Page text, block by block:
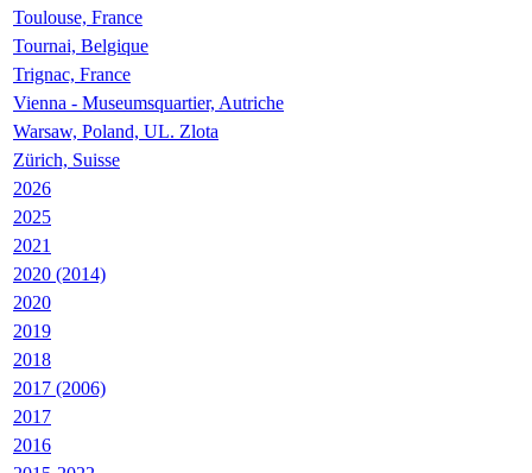
Toulouse, France
Tournai, Belgique
Trignac, France
Vienna - Museumsquartier, Autriche
Warsaw, Poland, UL. Zlota
Zürich, Suisse
2026
2025
2021
2020 (2014)
2020
2019
2018
2017 (2006)
2017
2016